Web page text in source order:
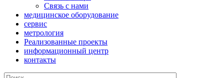
Связь с нами
медицинское оборудование
сервис
метрология
Реализованные проекты
информационный центр
контакты